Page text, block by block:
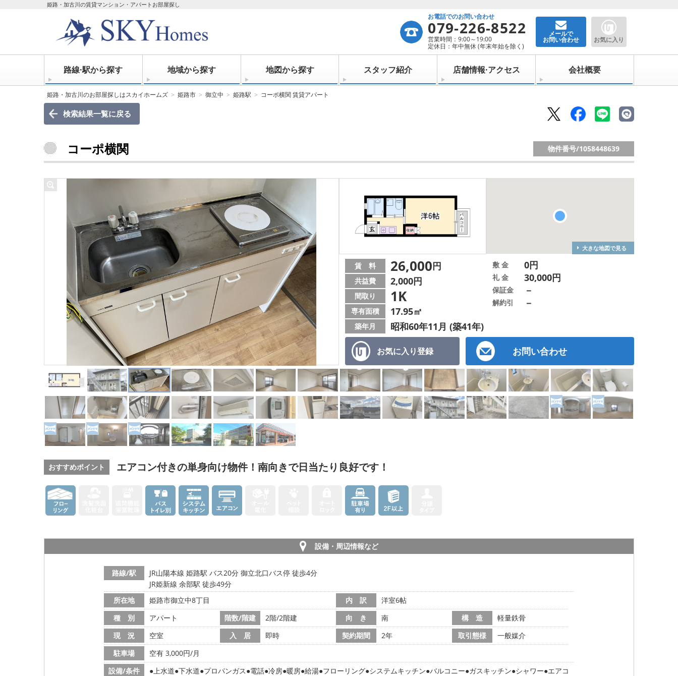
姫路・加古川の賃貸マンション・アパートお部屋探し
お電話でのお問い合わせ
079-226-8522
営業時間：9:00～19:00
定休日：年中無休 (年末年始を除く)
メールで
お問い合わせ お気に入り
路線·駅から探す 地域から探す 地図から探す スタッフ紹介 店舗情報·アクセス 会社概要
姫路・加古川のお部屋探しはスカイホームズ 姫路市 御立中 姫路駅 コーポ横関 賃貸アパート
検索結果一覧に戻る
コーポ横関 物件番号/1058448639
大きな地図で見る
お気に入り登録 お問い合わせ
賃 料 26,000円
共益費 2,000円
間取り 1K
専有面積 17.95㎡
築年月 昭和60年11月 (築41年)
敷 金 0円
礼 金 30,000円
保証金 －
解約引 －
おすすめポイント エアコン付きの単身向け物件！南向きで日当たり良好です！
設備・周辺情報など
路線/駅
JR山陽本線 姫路駅 バス20分 御立北口バス停 徒歩4分
JR姫新線 余部駅 徒歩49分
所在地
姫路市御立中8丁目 内 訳
洋室6帖
種 別
アパート 階数/階建 2階/2階建 向 き 南 構 造
軽量鉄骨
現 況
空室 入 居 即時 契約期間 2年 取引態様
一般媒介
駐車場
空有 3,000円/月
設備/条件
上水道 下水道 プロパンガス 電話 冷房 暖房 給湯 フローリング システムキッチン バルコニー ガスキッチン シャワー エアコ